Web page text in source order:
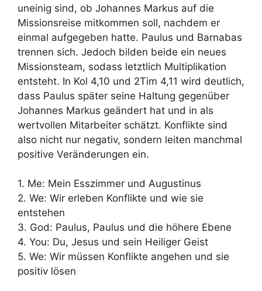
uneinig sind, ob Johannes Markus auf die
Missionsreise mitkommen soll, nachdem er
einmal aufgegeben hatte. Paulus und Barnabas
trennen sich. Jedoch bilden beide ein neues
Missionsteam, sodass letztlich Multiplikation
entsteht. In Kol 4,10 und 2Tim 4,11 wird deutlich,
dass Paulus später seine Haltung gegenüber
Johannes Markus geändert hat und in als
wertvollen Mitarbeiter schätzt. Konflikte sind
also nicht nur negativ, sondern leiten manchmal
positive Veränderungen ein.
1. Me: Mein Esszimmer und Augustinus
2. We: Wir erleben Konflikte und wie sie
entstehen
3. God: Paulus, Paulus und die höhere Ebene
4. You: Du, Jesus und sein Heiliger Geist
5. We: Wir müssen Konflikte angehen und sie
positiv lösen